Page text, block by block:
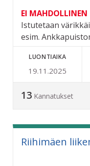
EI MAHDOLLINEN
Istutetaan
esim.
LUONTIAIKA
19.11.2025
13 Kannatukset
Riihimäen